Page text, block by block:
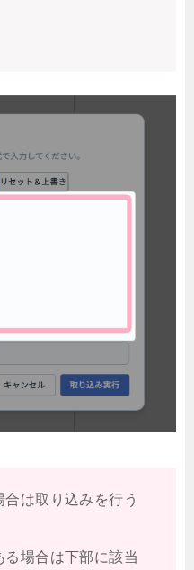
は取り込みを行う
場合は下部に該当